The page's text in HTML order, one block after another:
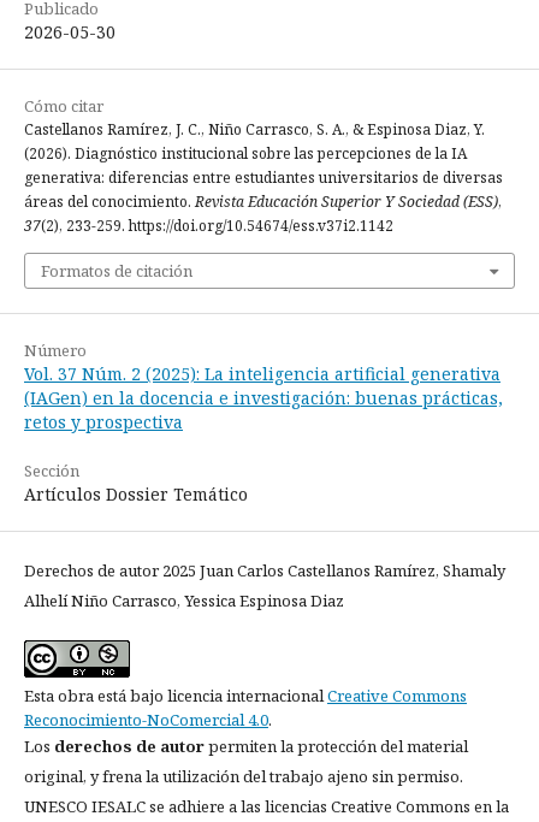
Publicado
2026-05-30
Cómo citar
Castellanos Ramírez, J. C., Niño Carrasco, S. A., & Espinosa Diaz, Y.
(2026). Diagnóstico institucional sobre las percepciones de la IA
generativa: diferencias entre estudiantes universitarios de diversas
áreas del conocimiento.Revista Educación Superior Y Sociedad (ESS),
37(2), 233-259. https://doi.org/10.54674/ess.v37i2.1142
Formatos de citación
Número
Vol. 37 Núm. 2 (2025): La inteligencia artificial generativa
(IAGen) en la docencia e investigación: buenas prácticas,
retos y prospectiva
Sección
Artículos Dossier Temático
Derechos de autor 2025 Juan Carlos Castellanos Ramírez, Shamaly
Alhelí Niño Carrasco, Yessica Espinosa Diaz
Esta obra está bajo licencia internacional Creative Commons
Reconocimiento-NoComercial 4.0.
Los derechos de autorpermiten la protección del material
original, y frena la utilización del trabajo ajeno sin permiso.
UNESCO IESALC se adhiere a las licencias Creative Commons en la